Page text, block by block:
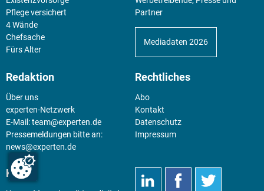
Pflege versichert
4 Wände
Chefsache
Fürs Alter
Partner
Mediadaten 2026
Redaktion
Über uns
experten-Netzwerk
E-Mail:team@experten.de
Pressemeldungen bitte an:
news@experten.de
Rechtliches
Abo
Kontakt
Datenschutz
Impressum
KIOSK